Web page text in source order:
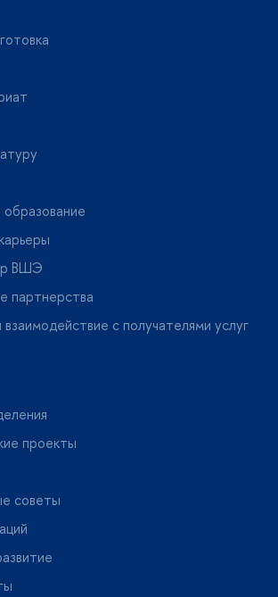
ВШЭ
партнерства
взаимодействие с получателями услу
проекты
советы